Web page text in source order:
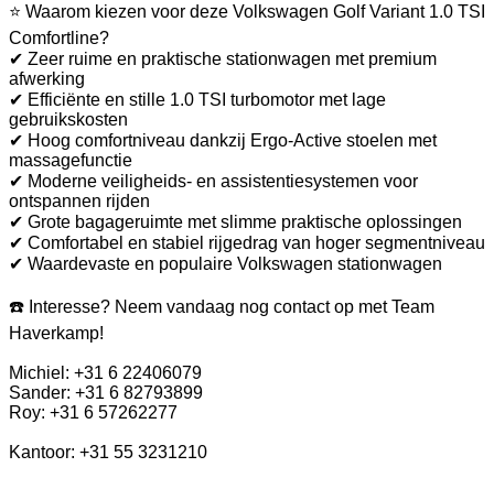
⭐ Waarom kiezen voor deze Volkswagen Golf Variant 1.0 TSI
Comfortline?
✔ Zeer ruime en praktische stationwagen met premium
afwerking
✔ Efficiënte en stille 1.0 TSI turbomotor met lage
gebruikskosten
✔ Hoog comfortniveau dankzij Ergo-Active stoelen met
massagefunctie
✔ Moderne veiligheids- en assistentiesystemen voor
ontspannen rijden
✔ Grote bagageruimte met slimme praktische oplossingen
✔ Comfortabel en stabiel rijgedrag van hoger segmentniveau
✔ Waardevaste en populaire Volkswagen stationwagen
☎️ Interesse? Neem vandaag nog contact op met Team
Haverkamp!
Michiel: +31 6 22406079
Sander: +31 6 82793899
Roy: +31 6 57262277
Kantoor: +31 55 3231210